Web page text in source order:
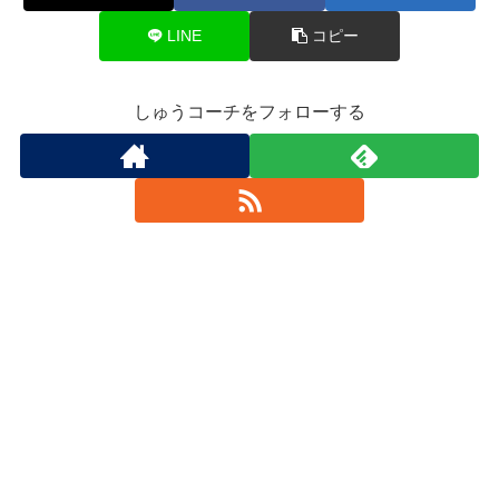
LINE コピー
しゅうコーチをフォローする